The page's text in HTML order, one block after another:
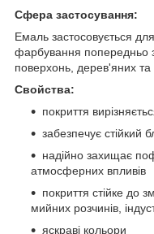
Сфера застосування:
Емаль застосовується
фарбування попередньо
поверхонь, дерев'яних та
Свойства:
покриття
забезпечує стійкий
надійно захищає
атмосферних впливів
покриття стійке до
мийних розчинів,
яскраві кольори